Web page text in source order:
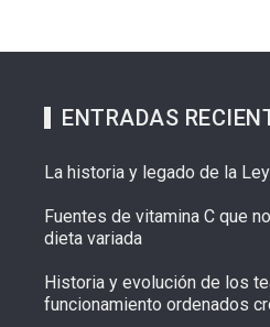
ENTRADAS
La historia y legado de la
Fuentes de vitamina C que
dieta variada
Historia y evolución de los
funcionamiento ordenados